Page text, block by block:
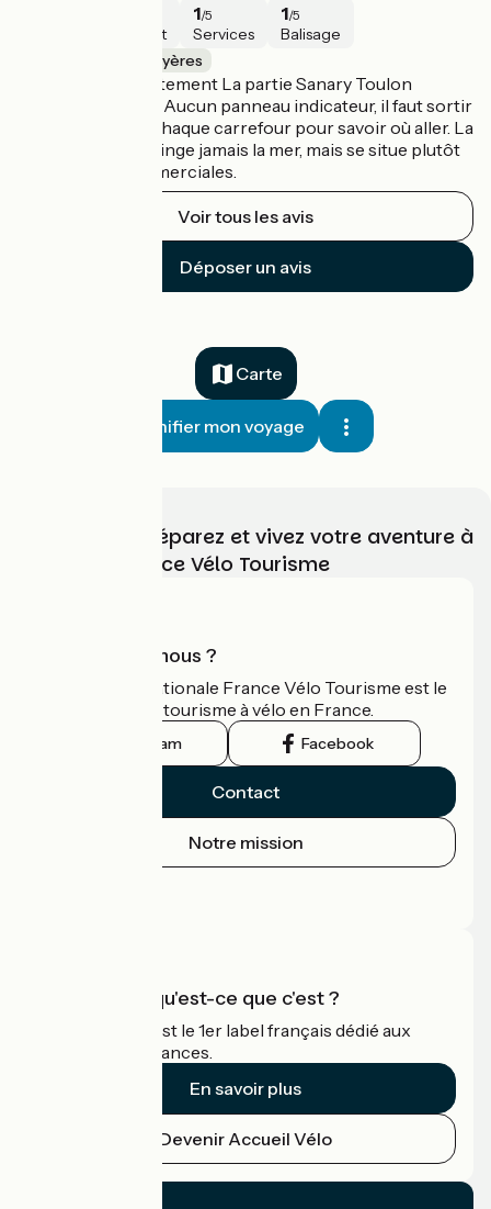
Intérêt
1/5
Services
1/5
Balisage
Sanary-sur-Mer / Hyères
Je deconseille fortement La partie Sanary Toulon
surtout en famille. Aucun panneau indicateur, il faut sortir
son téléphone à chaque carrefour pour savoir où aller. La
piste cyclable ne linge jamais la mer, mais se situe plutôt
ds les zones commerciales.
Voir tous les avis
Déposer un avis
Carte
Planifier mon voyage
Choisissez, préparez et vivez votre aventure à
vélo avec France Vélo Tourisme
Qui sommes-nous ?
L'association nationale France Vélo Tourisme est le
guide officiel du tourisme à vélo en France.
Instagram Facebook
Contact
Notre mission
Accueil Vélo qu'est-ce que c'est ?
Accueil Vélo c'est le 1er label français dédié aux
cyclistes en vacances.
En savoir plus
Devenir Accueil Vélo